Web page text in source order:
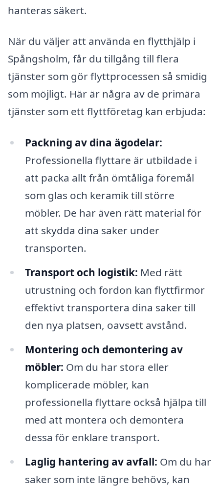
hanteras säkert.
När du väljer att använda en flytthjälp i
Spångsholm, får du tillgång till flera
tjänster som gör flyttprocessen så smidig
som möjligt. Här är några av de primära
tjänster som ett flyttföretag kan erbjuda:
Packning av dina ägodelar:
Professionella flyttare är utbildade i
att packa allt från ömtåliga föremål
som glas och keramik till större
möbler. De har även rätt material för
att skydda dina saker under
transporten.
Transport och logistik: Med rätt
utrustning och fordon kan flyttfirmor
effektivt transportera dina saker till
den nya platsen, oavsett avstånd.
Montering och demontering av
möbler: Om du har stora eller
komplicerade möbler, kan
professionella flyttare också hjälpa till
med att montera och demontera
dessa för enklare transport.
Laglig hantering av avfall: Om du har
saker som inte längre behövs, kan